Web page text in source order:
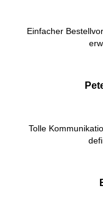
Einfacher
Tolle